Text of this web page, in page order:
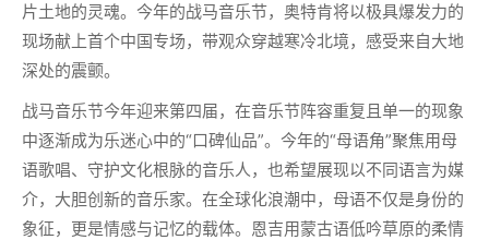
片土地的灵魂。今年的战马音乐节，奥特肯将以极具爆发力的
现场献上首个中国专场，带观众穿越寒冷北境，感受来自大地
深处的震颤。
战马音乐节今年迎来第四届，在音乐节阵容重复且单一的现象
中逐渐成为乐迷心中的“口碑仙品”。今年的“母语角”聚焦用母
语歌唱、守护文化根脉的音乐人，也希望展现以不同语言为媒
介，大胆创新的音乐家。在全球化浪潮中，母语不仅是身份的
象征，更是情感与记忆的载体。恩吉用蒙古语低吟草原的柔情